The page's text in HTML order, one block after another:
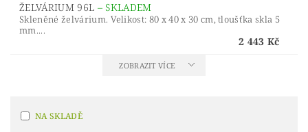
ŽELVÁRIUM 96L – SKLADEM
Skleněné želvárium. Velikost: 80 x 40 x 30 cm, tloušťka skla 5
mm....
2 443 Kč
ZOBRAZIT VÍCE
NA SKLADĚ